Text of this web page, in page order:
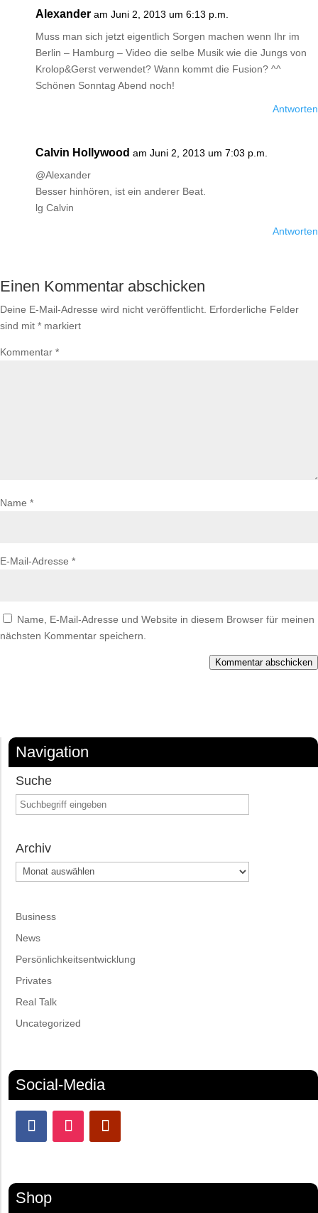
Alexander am Juni 2, 2013 um 6:13 p.m.
Muss man sich jetzt eigentlich Sorgen machen wenn Ihr im
Berlin – Hamburg – Video die selbe Musik wie die Jungs von
Krolop&Gerst verwendet? Wann kommt die Fusion? ^^
Schönen Sonntag Abend noch!
Antworten
Calvin Hollywood am Juni 2, 2013 um 7:03 p.m.
@Alexander
Besser hinhören, ist ein anderer Beat.
lg Calvin
Antworten
Einen Kommentar abschicken
Deine E-Mail-Adresse wird nicht veröffentlicht. Erforderliche Felder
sind mit * markiert
Kommentar *
Name *
E-Mail-Adresse *
Name, E-Mail-Adresse und Website in diesem Browser für meinen
nächsten Kommentar speichern.
Kommentar abschicken
Navigation
Suche
Archiv
Archiv
Business
News
Persönlichkeitsentwicklung
Privates
Real Talk
Uncategorized
Social-Media
Shop